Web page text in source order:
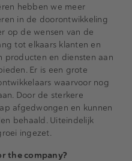
hebben we meer
in de doorontwikkeling
op de wensen van de
tot elkaars klanten en
producten en diensten aan
Er is een grote
waarvoor nog
Door de sterkere
afgedwongen en kunnen
behaald. Uiteindelijk
ingezet.
the company?